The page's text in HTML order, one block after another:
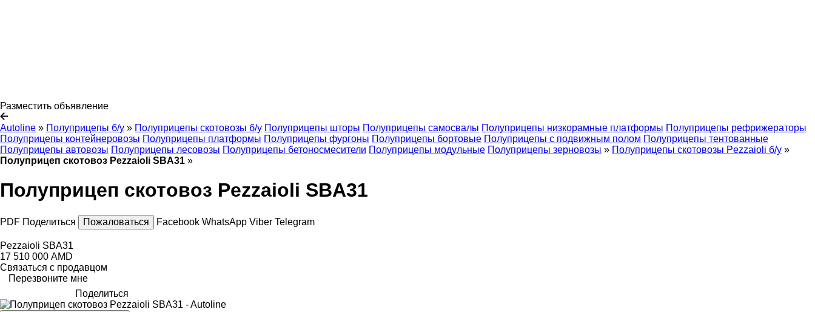
Разместить объявление
Autoline » Полуприцепы б/у » Полуприцепы скотовозы б/у Полуприцепы шторы Полуприцепы самосвалы Полуприцепы низкорамные платформы Полуприцепы рефрижераторы
Полуприцепы контейнеровозы Полуприцепы платформы Полуприцепы фургоны Полуприцепы бортовые Полуприцепы с подвижным полом Полуприцепы тентованные
Полуприцепы автовозы Полуприцепы лесовозы Полуприцепы бетоносмесители Полуприцепы модульные Полуприцепы зерновозы » Полуприцепы скотовозы Pezzaioli б/у »
Полуприцеп скотовоз Pezzaioli SBA31 »
Полуприцеп скотовоз Pezzaioli SBA31
PDF Поделиться Пожаловаться Facebook WhatsApp Viber Telegram
Pezzaioli SBA31
17 510 000 AMD
Связаться с продавцом
Перезвоните мне
Поделиться